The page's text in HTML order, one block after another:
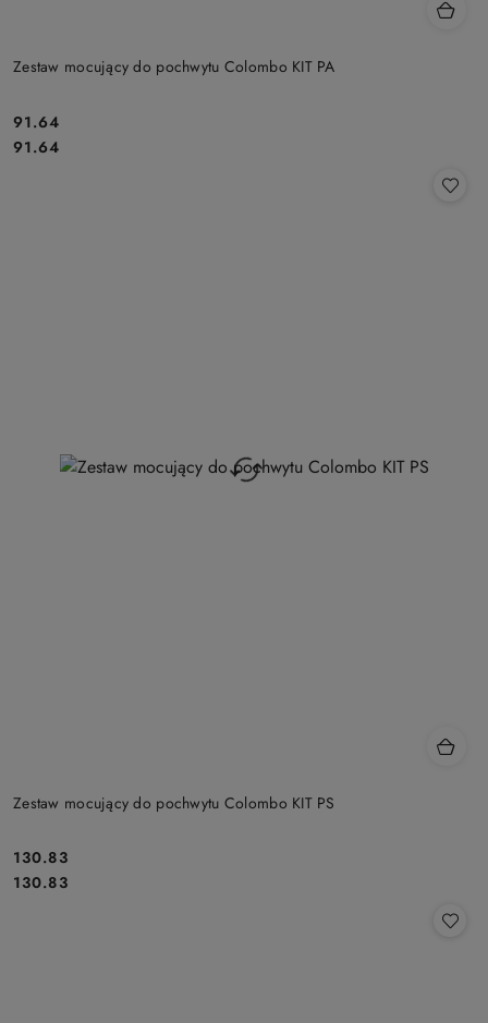
Zestaw mocujący do pochwytu Colombo KIT PA
Cena:
91.64
Cena:
91.64
Zestaw mocujący do pochwytu Colombo KIT PS
Cena:
130.83
Cena:
130.83